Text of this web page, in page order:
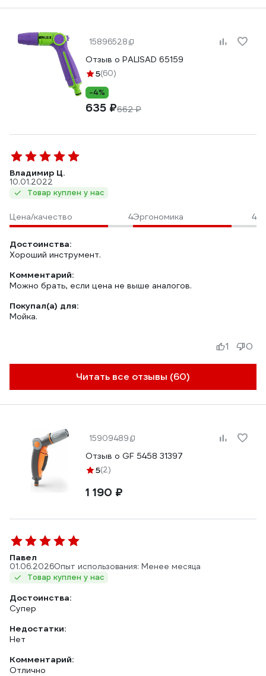
15896528
Отзыв о PALISAD 65159
5(60)
-4%
635 ₽662 ₽
Владимир Ц.
10.01.2022
Товар куплен у нас
Цена/качество 4Эргономика 4
Достоинства:
Хороший инструмент.
Комментарий:
Можно брать, если цена не выше аналогов.
Покупал(а) для:
Мойка.
Читать все отзывы (60)
1 0
15909489
Отзыв о GF 5458 31397
5(2)
1 190 ₽
Павел
01.06.2026Опыт использования: Менее месяца
Товар куплен у нас
Достоинства:
Супер
Недостатки:
Нет
Комментарий:
Отлично